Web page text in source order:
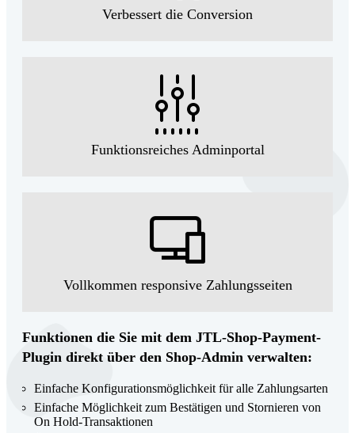
Verbessert die Conversion
Funktionsreiches Adminportal
Vollkommen responsive Zahlungsseiten
Funktionen die Sie mit dem JTL-Shop-­Payment-
Plugin direkt über den Shop-Admin verwalten:
Einfache Konfigurationsmöglichkeit für alle Zahlungsarten
Einfache Möglichkeit zum Bestätigen und Stornieren von
On Hold-Transaktionen